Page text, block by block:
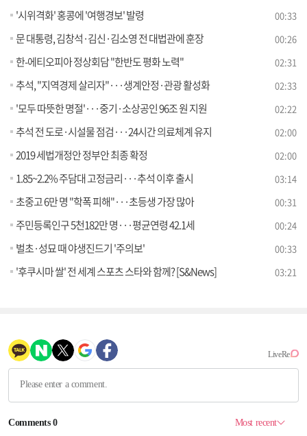
'시위격화' 홍콩에 '여행경보' 발령 00:33
문 대통령, 김창석·김신·김소영 전 대법관에 훈장 00:26
한-에티오피아 정상회담 "한반도 평화 노력" 02:31
추석, "지역경제 살리자"···생계안정·관광 활성화 02:33
'모두 따뜻한 명절'···중기·소상공인 96조 원 지원 02:22
추석 전 도로·시설물 점검···24시간 의료체계 유지 02:00
2019 세법개정안 정부안 최종 확정 02:00
1.85~2.2% 주담대 고정금리···추석 이후 출시 03:14
초중고 6만 명 "학폭 피해"···초등생 가장 많아 00:31
주민등록인구 5천182만 명···평균연령 42.1세 00:24
벌초·성묘 때 야생진드기 '주의보' 00:33
'후쿠시마 쌀' 전 세계 스포츠 스타와 함께? [S&News] 03:21